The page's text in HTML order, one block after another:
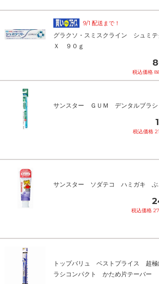
9/1 配送まで！
グラクソ・スミスクライン シュミ
Ｘ ９０ｇ
税込価格
サンスター ＧＵＭ デンタルブラ
税込価格
サンスター ソダテコ ハミガキ ぶ
税込価格
トップバリュ ベストプライス 超極
ラシコンパクト かため片テーバー